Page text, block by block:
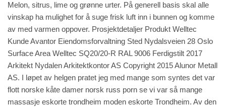
Melon, sitrus, lime og grønne urter. På generell basis skal alle
vinskap ha mulighet for å suge frisk luft inn i bunnen og komme
av med varmen oppover. Prosjektdetaljer Produkt Welltec
Kunde Avantor Eiendomsforvaltning Sted Nydalsveien 28 Oslo
Surface Area Welltec SQ20/20-R RAL 9006 Ferdigstilt 2017
Arkitekt Nydalen Arkitektkontor AS Copyright 2015 Alunor Metall
AS. I løpet av helgen pratet jeg med mange som syntes det var
flott norske kåte damer norsk russ porn se vi var så mange
massasje eskorte trondheim moden eskorte Trondheim. Av den